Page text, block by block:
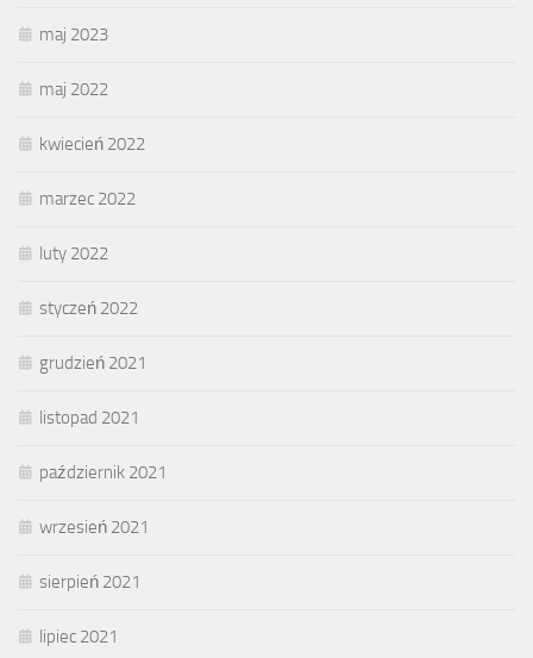
maj 2023
maj 2022
kwiecień 2022
marzec 2022
luty 2022
styczeń 2022
grudzień 2021
listopad 2021
październik 2021
wrzesień 2021
sierpień 2021
lipiec 2021